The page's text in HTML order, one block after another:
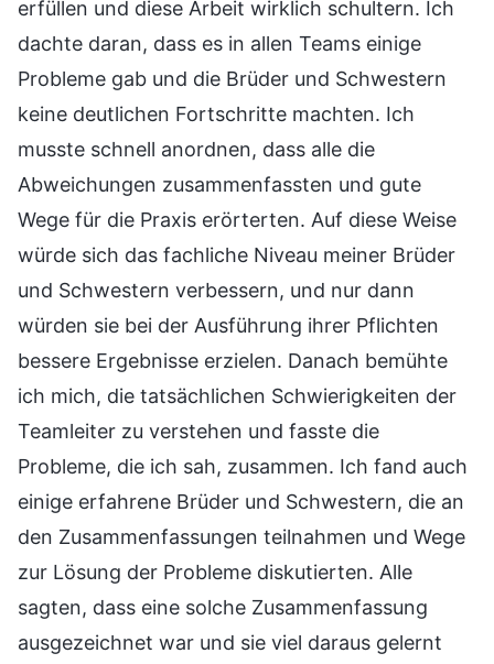
erfüllen und diese Arbeit wirklich schultern. Ich
dachte daran, dass es in allen Teams einige
Probleme gab und die Brüder und Schwestern
keine deutlichen Fortschritte machten. Ich
musste schnell anordnen, dass alle die
Abweichungen zusammenfassten und gute
Wege für die Praxis erörterten. Auf diese Weise
würde sich das fachliche Niveau meiner Brüder
und Schwestern verbessern, und nur dann
würden sie bei der Ausführung ihrer Pflichten
bessere Ergebnisse erzielen. Danach bemühte
ich mich, die tatsächlichen Schwierigkeiten der
Teamleiter zu verstehen und fasste die
Probleme, die ich sah, zusammen. Ich fand auch
einige erfahrene Brüder und Schwestern, die an
den Zusammenfassungen teilnahmen und Wege
zur Lösung der Probleme diskutierten. Alle
sagten, dass eine solche Zusammenfassung
ausgezeichnet war und sie viel daraus gelernt